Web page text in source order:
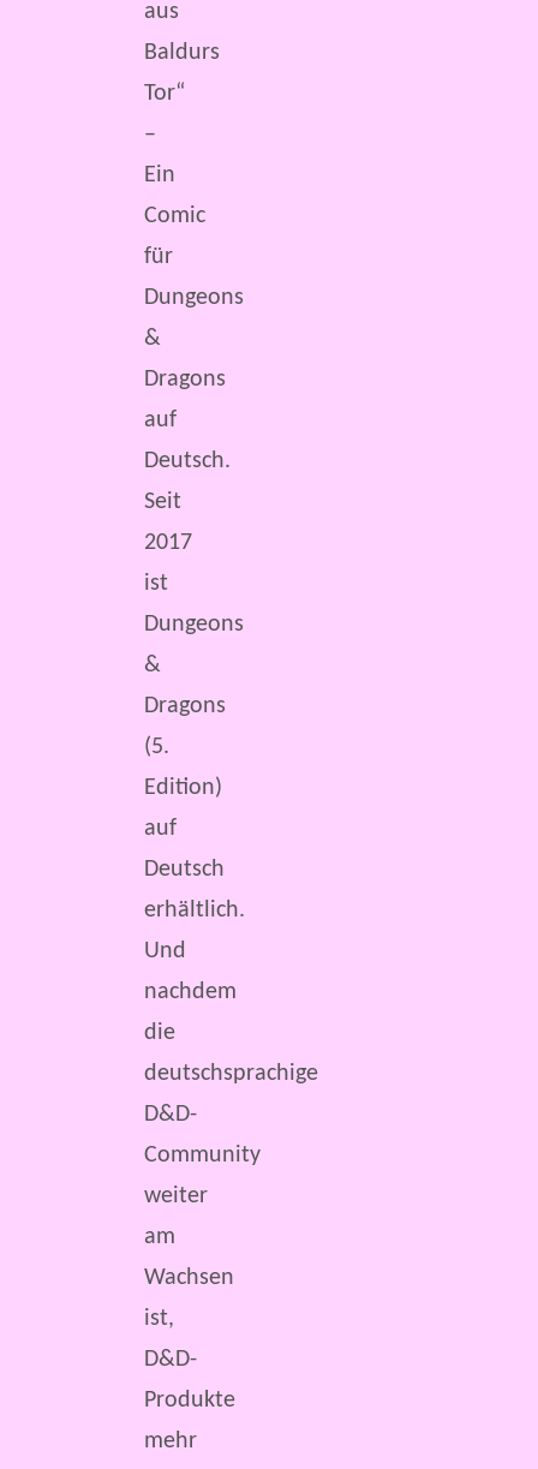
aus
Baldurs
Tor“
–
Ein
Comic
für
Dungeons
&
Dragons
auf
Deutsch.
Seit
2017
ist
Dungeons
&
Dragons
(5.
Edition)
auf
Deutsch
erhältlich.
Und
nachdem
die
deutschsprachige
D&D-
Community
weiter
am
Wachsen
ist,
D&D-
Produkte
mehr